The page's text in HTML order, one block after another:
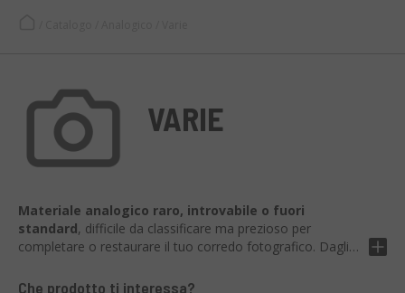
VARIE
Materiale analogico raro, introvabile o fuori
standard, difficile da classificare ma prezioso per
completare o restaurare il tuo corredo fotografico. Dagli
garantito dai nostri tecnici specializzati
Che prodotto ti interessa?